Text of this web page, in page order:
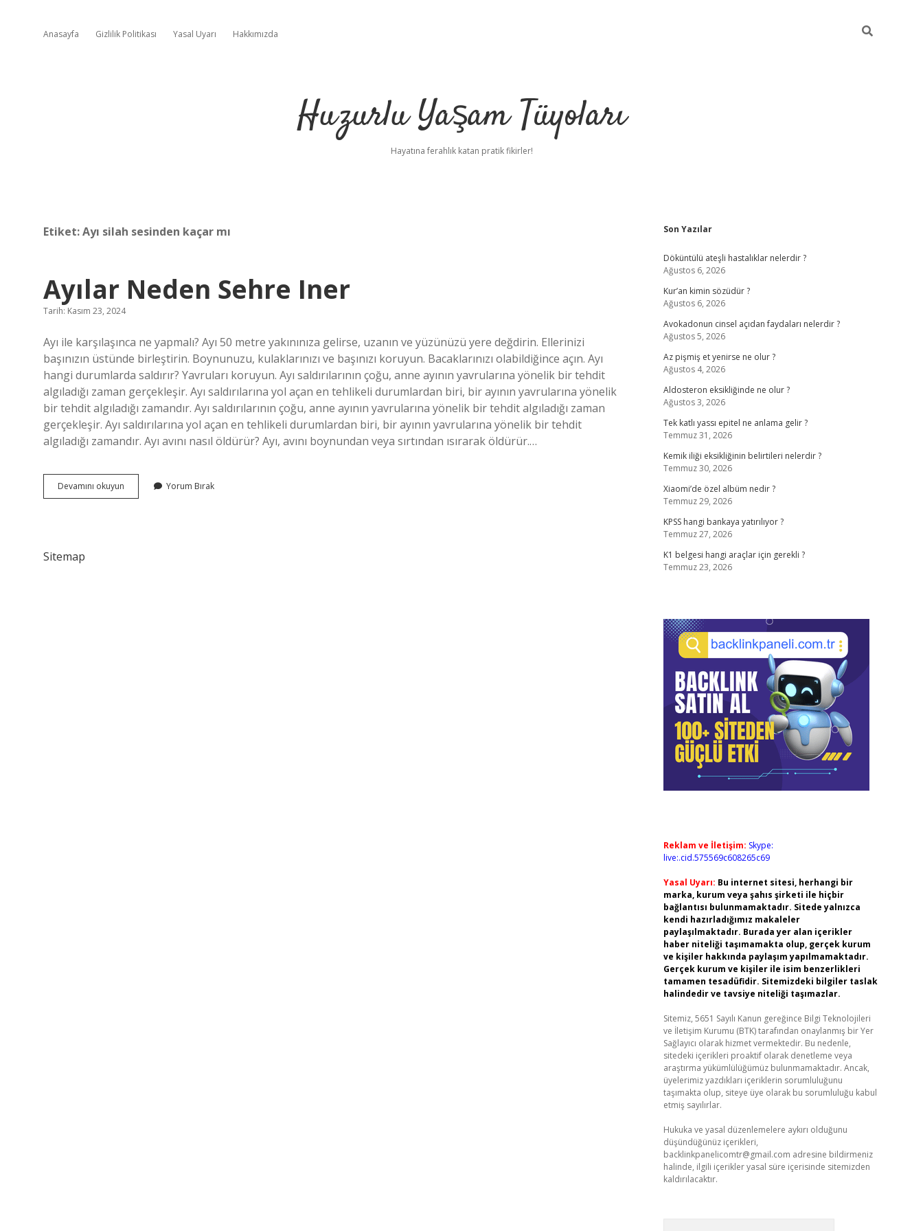
Anasayfa Gizlilik Politikası Yasal Uyarı Hakkımızda
Huzurlu Yaşam Tüyoları
Hayatına ferahlık katan pratik fikirler!
Etiket:Ayı silah sesinden kaçar mı
Ayılar Neden Sehre Iner
Tarih: Kasım 23, 2024
Ayı ile karşılaşınca ne yapmalı? Ayı 50 metre yakınınıza gelirse, uzanın ve yüzünüzü yere değdirin. Ellerinizi
başınızın üstünde birleştirin. Boynunuzu, kulaklarınızı ve başınızı koruyun. Bacaklarınızı olabildiğince açın. Ayı
hangi durumlarda saldırır? Yavruları koruyun. Ayı saldırılarının çoğu, anne ayının yavrularına yönelik bir tehdit
algıladığı zaman gerçekleşir. Ayı saldırılarına yol açan en tehlikeli durumlardan biri, bir ayının yavrularına yönelik
bir tehdit algıladığı zamandır. Ayı saldırılarının çoğu, anne ayının yavrularına yönelik bir tehdit algıladığı zaman
gerçekleşir. Ayı saldırılarına yol açan en tehlikeli durumlardan biri, bir ayının yavrularına yönelik bir tehdit
algıladığı zamandır. Ayı avını nasıl öldürür? Ayı, avını boynundan veya sırtından ısırarak öldürür.…
Devamını okuyun
Neden
Yorum Bırak
Sitemap
Sidebar
Son Yazılar
Döküntülü ateşli hastalıklar nelerdir ?
Ağustos 6, 2026
Kur’an kimin sözüdür ?
Ağustos 6, 2026
Avokadonun cinsel açıdan faydaları nelerdir ?
Ağustos 5, 2026
Az pişmiş et yenirse ne olur ?
Ağustos 4, 2026
Aldosteron eksikliğinde ne olur ?
Ağustos 3, 2026
Tek katlı yassı epitel ne anlama gelir ?
Temmuz 31, 2026
Kemik iliği eksikliğinin belirtileri nelerdir ?
Temmuz 30, 2026
Xiaomi’de özel albüm nedir ?
Temmuz 29, 2026
KPSS hangi bankaya yatırılıyor ?
Temmuz 27, 2026
K1 belgesi hangi araçlar için gerekli ?
Temmuz 23, 2026
Reklam ve İletişim: Skype:
live:.cid.575569c608265c69
Yasal Uyarı: Bu internet sitesi, herhangi bir
marka, kurum veya şahıs şirketi ile hiçbir
bağlantısı bulunmamaktadır. Sitede yalnızca
kendi hazırladığımız makaleler
paylaşılmaktadır. Burada yer alan içerikler
haber niteliği taşımamakta olup, gerçek kurum
ve kişiler hakkında paylaşım yapılmamaktadır.
Gerçek kurum ve kişiler ile isim benzerlikleri
tamamen tesadüfidir. Sitemizdeki bilgiler taslak
halindedir ve tavsiye niteliği taşımazlar.
Sitemiz, 5651 Sayılı Kanun gereğince Bilgi Teknolojileri
ve İletişim Kurumu (BTK) tarafından onaylanmış bir Yer
Sağlayıcı olarak hizmet vermektedir. Bu nedenle,
sitedeki içerikleri proaktif olarak denetleme veya
araştırma yükümlülüğümüz bulunmamaktadır. Ancak,
üyelerimiz yazdıkları içeriklerin sorumluluğunu
taşımakta olup, siteye üye olarak bu sorumluluğu kabul
etmiş sayılırlar.
Hukuka ve yasal düzenlemelere aykırı olduğunu
düşündüğünüz içerikleri,
backlinkpanelicomtr@gmail.com adresine bildirmeniz
halinde, ilgili içerikler yasal süre içerisinde sitemizden
kaldırılacaktır.